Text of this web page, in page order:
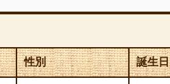
性別 誕生日